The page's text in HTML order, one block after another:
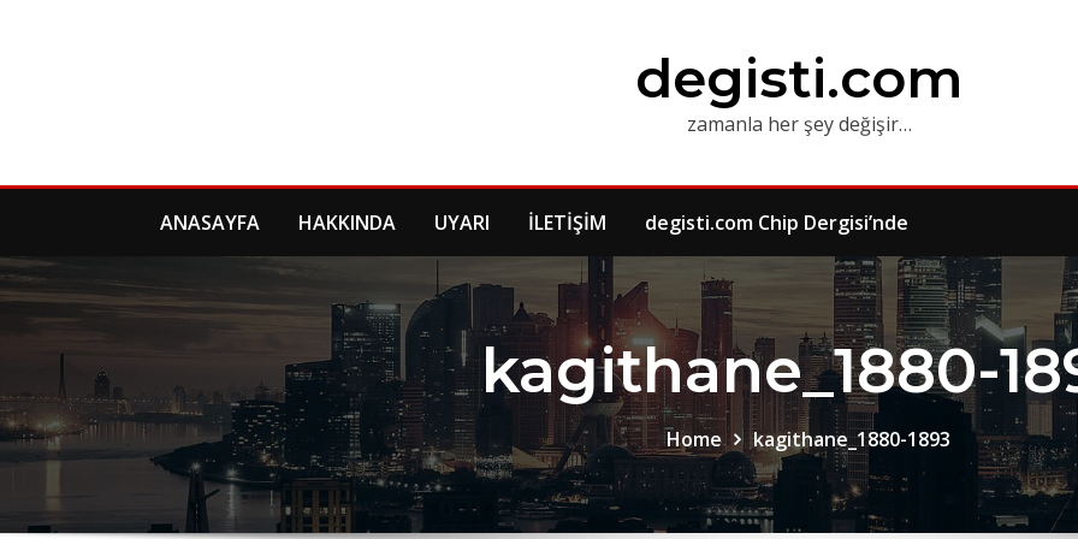
degisti.com
zamanla her şey değişir…
ANASAYFA HAKKINDA UYARI İLETİŞİM degisti.com Chip Dergisi’nde
kagithane_1880-
Home kagithane_1880-1893